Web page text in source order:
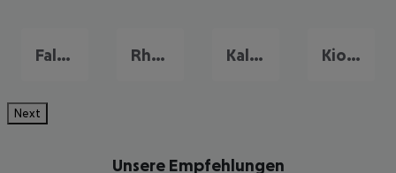
Faliraki Rhodos-Stadt Kalithea Kiotari
Next
Unsere Empfehlungen